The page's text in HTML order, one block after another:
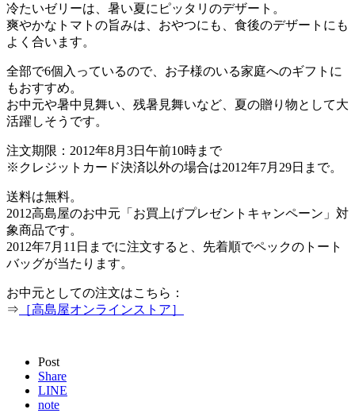
冷たいゼリーは、暑い夏にピッタリのデザート。
爽やかなトマトの旨みは、おやつにも、食後のデザートにも
よく合います。
全部で6個入っているので、お子様のいる家庭へのギフトに
もおすすめ。
お中元や暑中見舞い、残暑見舞いなど、夏の贈り物として大
活躍しそうです。
注文期限：2012年8月3日午前10時まで
※クレジットカード決済以外の場合は2012年7月29日まで。
送料は無料。
2012高島屋のお中元「お買上げプレゼントキャンペーン」対
象商品です。
2012年7月11日までに注文すると、先着順でペックのトート
バッグが当たります。
お中元としての注文はこちら：
⇒ ［高島屋オンラインストア］
Post
Share
LINE
note